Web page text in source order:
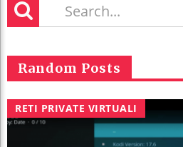
Random Posts
RETI PRIVATE VIRTUALI